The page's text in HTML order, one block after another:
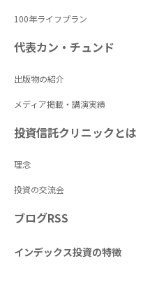
100年ライフプラン
代表カン・チュンド
出版物の紹介
メディア掲載・講演実績
投資信託クリニックとは
理念
投資の交流会
ブログRSS
インデックス投資の特徴